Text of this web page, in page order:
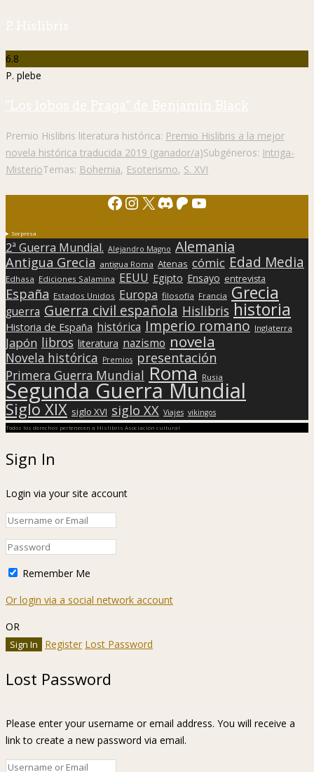
P. Hislibris
6.8
P. plebe
"Los lobos de Praga" de Benjamin Black
Premio Hislibris literatura histórica: Premio Hislibris a la mejor
novela histórica traducida 2019 (ganador/a)Subgéneros: Intriga-
MisterioTemas: Bohemia, Esoterismo, S. XVI
Facebook
Instagram
X Discord
Patreon
YouTube
Sorpresa
2ª Guerra Mundial. Alejandro Magno Alemania
Antigua Grecia antigua Roma Atenas cómic Edad Media
Edhasa Ediciones Salamina EEUU Egipto Ensayo entrevista
España Estados Unidos Europa filosofía Francia Grecia
guerra Guerra civil española Hislibris historia
Historia de España histórica Imperio romano Inglaterra
Japón libros literatura nazismo novela
Novela histórica Premios presentación
Primera Guerra Mundial Roma Rusia
Segunda Guerra Mundial
Siglo XIX siglo XVI siglo XX Viajes vikingos
Todos los derechos pertenecen a Hislibris Asociación cultural
Sign In
Login via your site account
Remember Me
Or login via a social network account
OR
Register Lost Password
Lost Password
Please enter your username or email address. You will receive a
link to create a new password via email.